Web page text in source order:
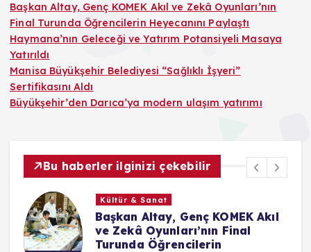
Başkan Altay, Genç KOMEK Akıl ve Zekâ Oyunları’nın
Final Turunda Öğrencilerin Heyecanını Paylaştı
Haymana’nın Geleceği ve Yatırım Potansiyeli Masaya
Yatırıldı
Manisa Büyükşehir Belediyesi “Sağlıklı İşyeri”
Sertifikasını Aldı
Büyükşehir’den Darıca’ya modern ulaşım yatırımı
Bu haberler ilginizi çekebilir
Kültür & Sanat
Başkan Altay, Genç KOMEK Akıl
ve Zekâ Oyunları’nın Final
Turunda Öğrencilerin